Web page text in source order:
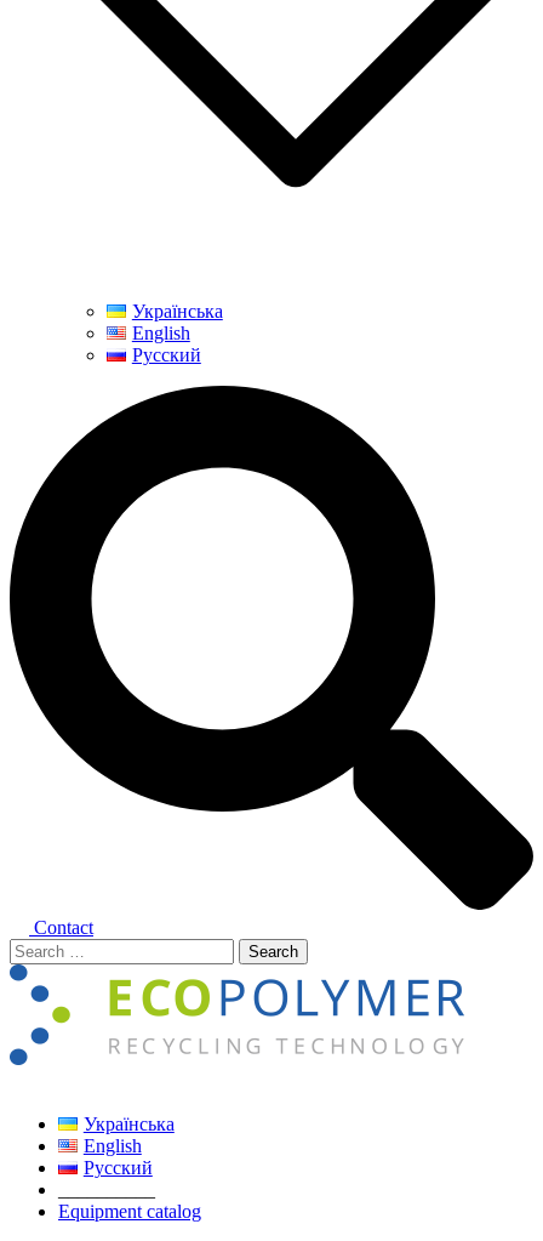
Українська
English
Русский
Contact
Search
for:
Українська
English
Русский
Equipment catalog